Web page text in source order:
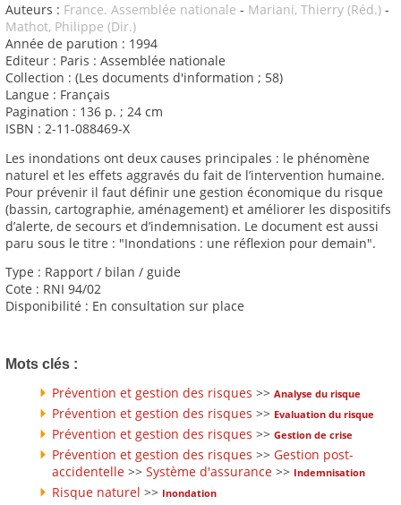
Auteurs : France. Assemblée nationale - Mariani, Thierry (Réd.) -
Mathot, Philippe (Dir.)
Année de parution : 1994
Editeur : Paris : Assemblée nationale
Collection : (Les documents d'information ; 58)
Langue : Français
Pagination : 136 p. ; 24 cm
ISBN : 2-11-088469-X
Les inondations ont deux causes principales : le phénomène
naturel et les effets aggravés du fait de l’intervention humaine.
Pour prévenir il faut définir une gestion économique du risque
(bassin, cartographie, aménagement) et améliorer les dispositifs
d’alerte, de secours et d’indemnisation. Le document est aussi
paru sous le titre : "Inondations : une réflexion pour demain".
Type : Rapport / bilan / guide
Cote : RNI 94/02
Disponibilité : En consultation sur place
Mots clés :
Prévention et gestion des risques >> Analyse du risque
Prévention et gestion des risques >> Evaluation du risque
Prévention et gestion des risques >> Gestion de crise
Prévention et gestion des risques >> Gestion post-
accidentelle >> Système d'assurance >> Indemnisation
Risque naturel >> Inondation